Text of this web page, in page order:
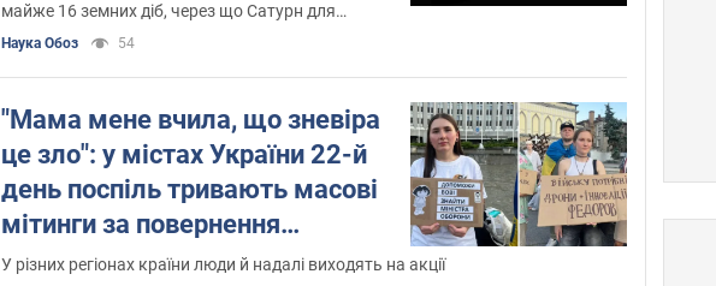
майже 16 земних діб, через що Сатурн для
горизонт
Наука Обоз 54
"Мама мене вчила, що зневіра
це зло": у містах України 22-й
день поспіль тривають масові
мітинги за повернення
Федорова. Фото і відео
У різних регіонах країни люди й надалі виходять на акції